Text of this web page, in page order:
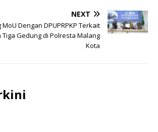
NEXT
Dengan DPUPRPKP Terkait
Gedung di Polresta Malang
Kota